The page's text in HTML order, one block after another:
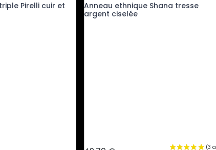
Pirelli cuir et
Anneau ethnique Shana tresse
argent ciselée